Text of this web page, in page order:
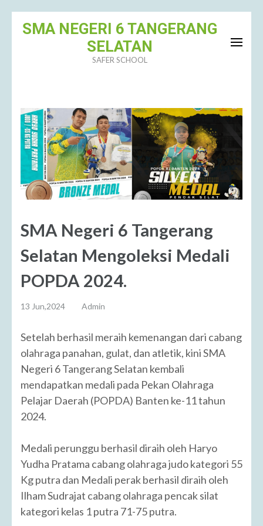
SMA NEGERI 6 TANGERANG
SELATAN
SAFER SCHOOL
SMA Negeri 6 Tangerang
Selatan Mengoleksi Medali
POPDA 2024.
13 Jun,2024 Admin
Setelah berhasil meraih kemenangan dari cabang
olahraga panahan, gulat, dan atletik, kini SMA
Negeri 6 Tangerang Selatan kembali
mendapatkan medali pada Pekan Olahraga
Pelajar Daerah (POPDA) Banten ke-11 tahun
2024.
Medali perunggu berhasil diraih oleh Haryo
Yudha Pratama cabang olahraga judo kategori 55
Kg putra dan Medali perak berhasil diraih oleh
Ilham Sudrajat cabang olahraga pencak silat
kategori kelas 1 putra 71-75 putra.